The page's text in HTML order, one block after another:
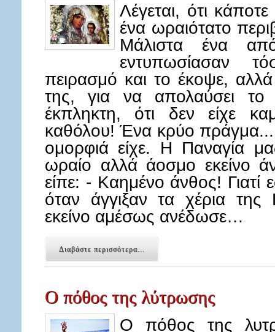
Λέγεται, ότι
ένα ωραιότατο
Μάλιστα ένα
εντυπωσίασαν
πειρασμό και το έκοψε,
της, για να απολαύσει
έκπληκτη, ότι δεν είχε
καθόλου! Ένα κρύο πράγμα...
ομορφιά είχε. Η Παναγία
ωραίο αλλά άοσμο εκείνο
είπε: - Καημένο άνθος! Γιατί
όταν άγγιξαν τα χέρια
εκείνο αμέσως ανέδωσε…
Διαβάστε περισσότερα...
Ο πόθος της λύτρωσης
Ο πόθος της